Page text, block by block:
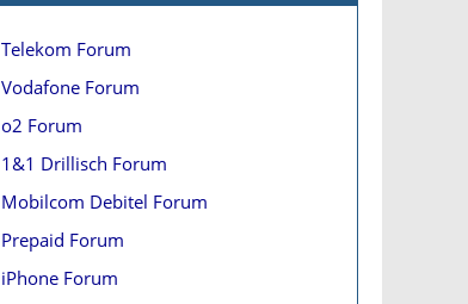
Telekom Forum
Vodafone Forum
o2 Forum
1&1 Drillisch Forum
Mobilcom Debitel Forum
Prepaid Forum
iPhone Forum